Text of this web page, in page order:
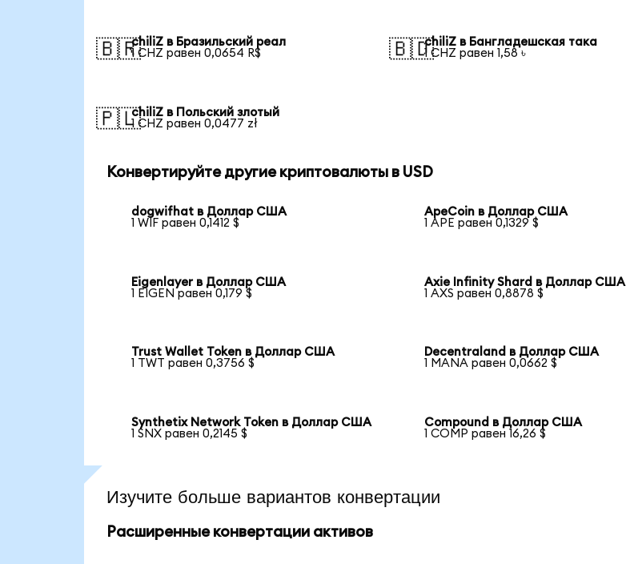
🇧🇷chiliZ в Бразильский реал
1 CHZ равен 0,0654 R$
🇧🇩chiliZ в Бангладешская така
1 CHZ равен 1,58 ৳
🇵🇱chiliZ в Польский злотый
1 CHZ равен 0,0477 zł
Конвертируйте другие криптовалюты в USD
dogwifhat в Доллар США
1 WIF равен 0,1412 $
ApeCoin в Доллар США
1 APE равен 0,1329 $
Eigenlayer в Доллар США
1 EIGEN равен 0,179 $
Axie Infinity Shard в Доллар США
1 AXS равен 0,8878 $
Trust Wallet Token в Доллар США
1 TWT равен 0,3756 $
Decentraland в Доллар США
1 MANA равен 0,0662 $
Synthetix Network Token в Доллар США
1 SNX равен 0,2145 $
Compound в Доллар США
1 COMP равен 16,26 $
Изучите больше вариантов конвертации
Расширенные конвертации активов